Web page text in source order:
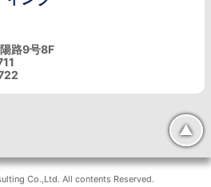
路9号8F
▲
Co.,Ltd. All contents Reserved.